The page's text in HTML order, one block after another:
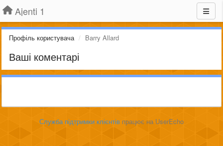
Ajenti 1
Профіль користувача Barry Allard
Ваші коментарі
Служба підтримки клієнтів працює на UserEcho